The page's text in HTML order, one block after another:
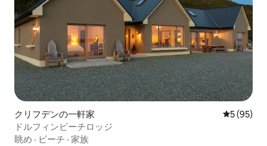
クリフデンの一軒家 レビュー
5 (95)
ドルフィンビーチロッジ
眺め · ビーチ · 家族